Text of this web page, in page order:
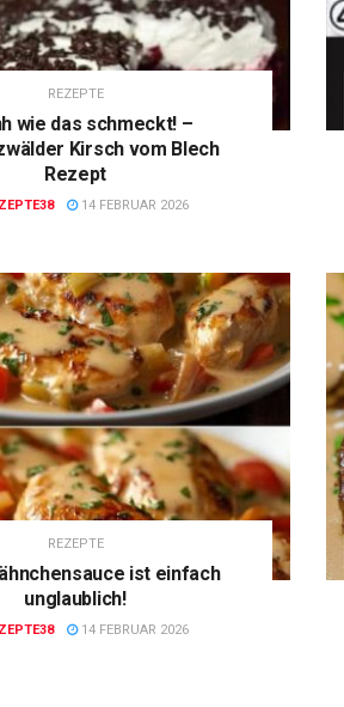
REZEPTE
wie das schmeckt! –
Kirsch vom Blech
Rezept
14 FEBRUAR 2026
REZEPTE
ist einfach
unglaublich!
14 FEBRUAR 2026